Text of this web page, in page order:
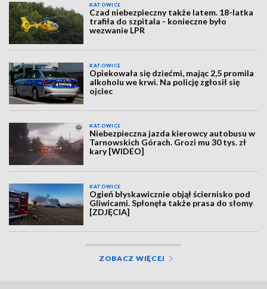
KATOWICE
Czad niebezpieczny także latem. 18-latka
trafiła do szpitala - konieczne było
wezwanie LPR
KATOWICE
Opiekowała się dziećmi, mając 2,5 promila
alkoholu we krwi. Na policję zgłosił się
ojciec
KATOWICE
Niebezpieczna jazda kierowcy autobusu w
Tarnowskich Górach. Grozi mu 30 tys. zł
kary [WIDEO]
KATOWICE
Ogień błyskawicznie objął ściernisko pod
Gliwicami. Spłonęła także prasa do słomy
[ZDJĘCIA]
ZOBACZ WIĘCEJ